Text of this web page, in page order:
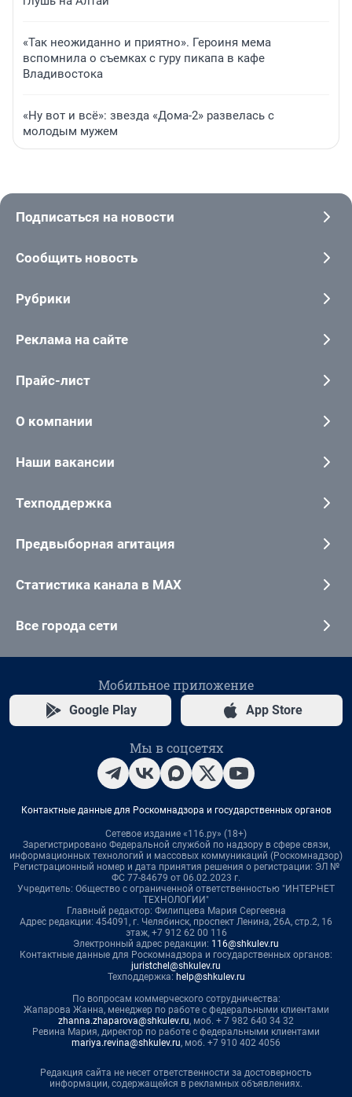
«Так неожиданно и приятно». Героиня мема
вспомнила о съемках с гуру пикапа в кафе
Владивостока
«Ну вот и всё»: звезда «Дома-2» развелась с
молодым мужем
Подписаться на новости
Сообщить новость
Рубрики
Реклама на сайте
Прайс-лист
О компании
Наши вакансии
Техподдержка
Предвыборная агитация
Статистика канала в MAX
Все города сети
Мобильное приложение
Google Play App Store
Мы в соцсетях
Контактные данные для Роскомнадзора и государственных органов
Сетевое издание «116.ру» (18+)
Зарегистрировано Федеральной службой по надзору в сфере связи,
информационных технологий и массовых коммуникаций (Роскомнадзор)
Регистрационный номер и дата принятия решения о регистрации: ЭЛ №
ФС 77-84679 от 06.02.2023 г.
Учредитель: Общество с ограниченной ответственностью "ИНТЕРНЕТ
ТЕХНОЛОГИИ"
Главный редактор: Филипцева Мария Сергеевна
Адрес редакции: 454091, г. Челябинск, проспект Ленина, 26А, стр.2, 16
этаж, +7 912 62 00 116
Электронный адрес редакции: 116@shkulev.ru
Контактные данные для Роскомнадзора и государственных органов:
juristchel@shkulev.ru
Техподдержка: help@shkulev.ru
По вопросам коммерческого сотрудничества:
Жапарова Жанна, менеджер по работе с федеральными клиентами
zhanna.zhaparova@shkulev.ru, моб. + 7 982 640 34 32
Ревина Мария, директор по работе с федеральными клиентами
mariya.revina@shkulev.ru, моб. +7 910 402 4056
Редакция сайта не несет ответственности за достоверность
информации, содержащейся в рекламных объявлениях.